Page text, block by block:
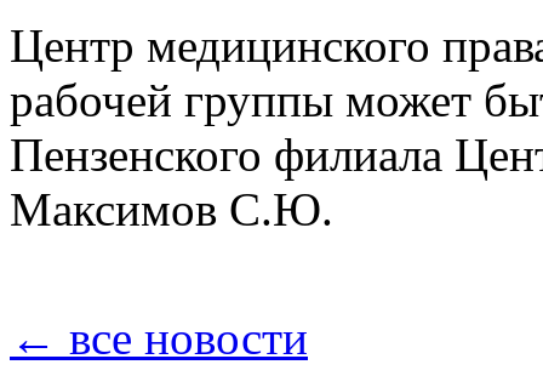
Центр медицинского
рабочей группы может
Пензенского филиала
Максимов С.Ю.
← все новости